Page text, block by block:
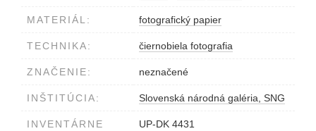
MATERIÁL: fotografický papier
TECHNIKA: čiernobiela fotografia
ZNAČENIE: neznačené
INŠTITÚCIA: Slovenská národná galéria, SNG
INVENTÁRNE
UP-DK 4431